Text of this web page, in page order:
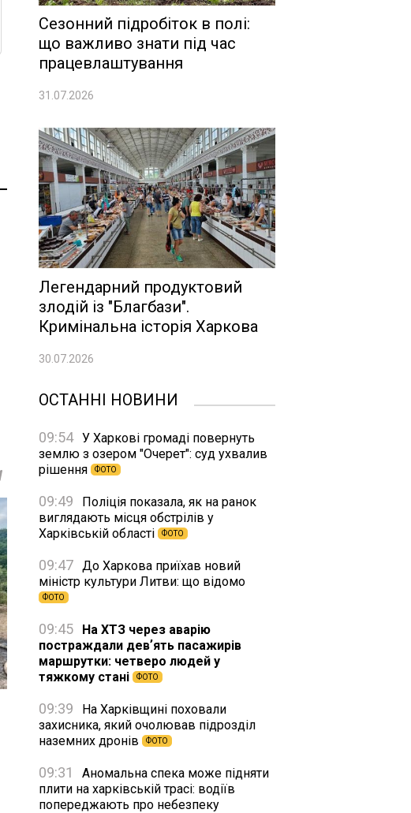
Сезонний підробіток в полі:
що важливо знати під час
працевлаштування
31.07.2026
Легендарний продуктовий
злодій із "Благбази".
Кримінальна історія Харкова
30.07.2026
ОСТАННІ НОВИНИ
09:54 У Харкові громаді повернуть
землю з озером "Очерет": суд ухвалив
рішення
ФОТО
09:49
Поліція показала, як на ранок
виглядають місця обстрілів у
Харківській області
ФОТО
09:47 До Харкова приїхав новий
міністр культури Литви: що відомо
ФОТО
09:45
На ХТЗ через аварію
постраждали девʼять пасажирів
маршрутки: четверо людей у
тяжкому стані
ФОТО
09:39
На Харківщині поховали
захисника, який очолював підрозділ
наземних дронів
ФОТО
09:31
Аномальна спека може підняти
плити на харківській трасі: водіїв
попереджають про небезпеку